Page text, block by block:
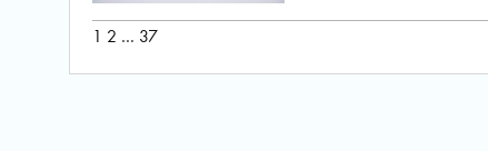
投
稿
1 2 … 37